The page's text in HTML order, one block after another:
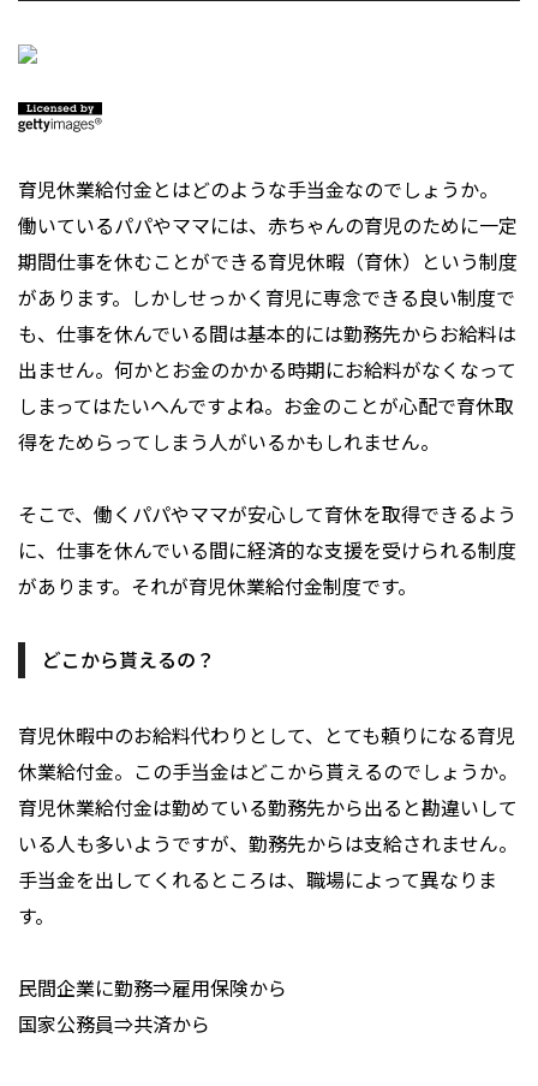
育児休業給付金とはどのような手当金なのでしょうか。
働いているパパやママには、赤ちゃんの育児のために一定
期間仕事を休むことができる育児休暇（育休）という制度
があります。しかしせっかく育児に専念できる良い制度で
も、仕事を休んでいる間は基本的には勤務先からお給料は
出ません。何かとお金のかかる時期にお給料がなくなって
しまってはたいへんですよね。お金のことが心配で育休取
得をためらってしまう人がいるかもしれません。
そこで、働くパパやママが安心して育休を取得できるよう
に、仕事を休んでいる間に経済的な支援を受けられる制度
があります。それが育児休業給付金制度です。
どこから貰えるの？
育児休暇中のお給料代わりとして、とても頼りになる育児
休業給付金。この手当金はどこから貰えるのでしょうか。
育児休業給付金は勤めている勤務先から出ると勘違いして
いる人も多いようですが、勤務先からは支給されません。
手当金を出してくれるところは、職場によって異なりま
す。
民間企業に勤務⇒雇用保険から
国家公務員⇒共済から